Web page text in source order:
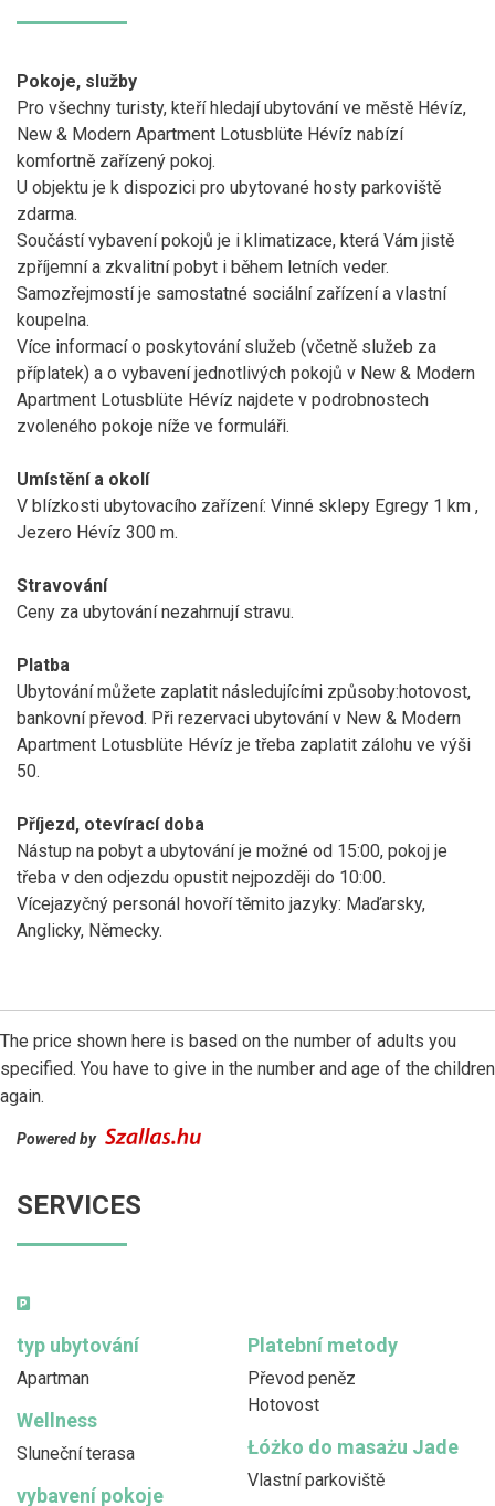
Pokoje, služby
Pro všechny turisty, kteří hledají ubytování ve městě Hévíz,
New & Modern Apartment Lotusblüte Hévíz nabízí
komfortně zařízený pokoj.
U objektu je k dispozici pro ubytované hosty parkoviště
zdarma.
Součástí vybavení pokojů je i klimatizace, která Vám jistě
zpříjemní a zkvalitní pobyt i během letních veder.
Samozřejmostí je samostatné sociální zařízení a vlastní
koupelna.
Více informací o poskytování služeb (včetně služeb za
příplatek) a o vybavení jednotlivých pokojů v New & Modern
Apartment Lotusblüte Hévíz najdete v podrobnostech
zvoleného pokoje níže ve formuláři.
Umístění a okolí
V blízkosti ubytovacího zařízení: Vinné sklepy Egregy 1 km ,
Jezero Hévíz 300 m.
Stravování
Ceny za ubytování nezahrnují stravu.
Platba
Ubytování můžete zaplatit následujícími způsoby:hotovost,
bankovní převod. Při rezervaci ubytování v New & Modern
Apartment Lotusblüte Hévíz je třeba zaplatit zálohu ve výši
50.
Příjezd, otevírací doba
Nástup na pobyt a ubytování je možné od 15:00, pokoj je
třeba v den odjezdu opustit nejpozději do 10:00.
Vícejazyčný personál hovoří těmito jazyky: Maďarsky,
Anglicky, Německy.
The price shown here is based on the number of adults you
specified. You have to give in the number and age of the children
again.
Powered by
SERVICES
typ ubytování
Apartman
Platební metody
Převod peněz
Hotovost
Wellness
Sluneční terasa Łóżko do masażu Jade
Vlastní parkoviště
vybavení pokoje